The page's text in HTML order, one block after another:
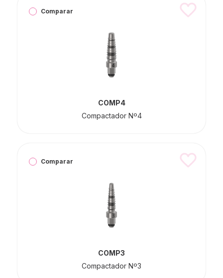
Comparar
COMP4
Compactador Nº4
Comparar
COMP3
Compactador Nº3